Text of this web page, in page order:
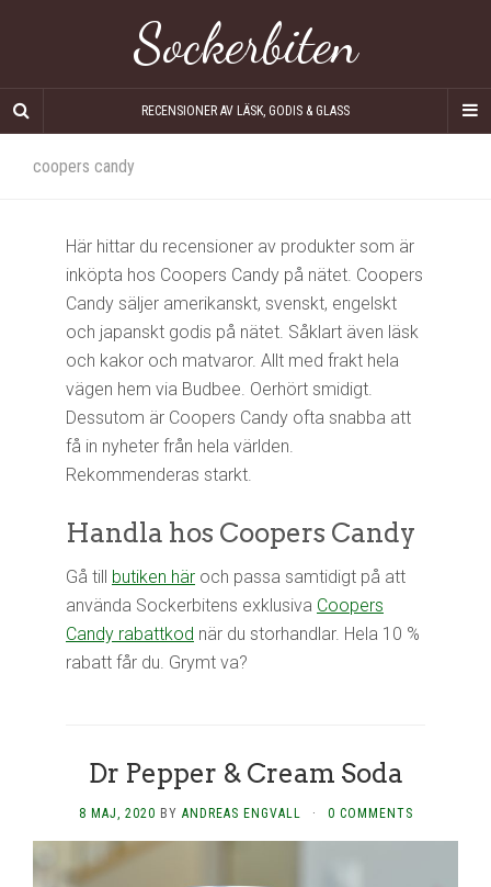
Sockerbiten
RECENSIONER AV LÄSK, GODIS & GLASS
coopers candy
Här hittar du recensioner av produkter som är
inköpta hos Coopers Candy på nätet. Coopers
Candy säljer amerikanskt, svenskt, engelskt
och japanskt godis på nätet. Såklart även läsk
och kakor och matvaror. Allt med frakt hela
vägen hem via Budbee. Oerhört smidigt.
Dessutom är Coopers Candy ofta snabba att
få in nyheter från hela världen.
Rekommenderas starkt.
Handla hos Coopers Candy
Gå till butiken här och passa samtidigt på att
använda Sockerbitens exklusiva Coopers
Candy rabattkod när du storhandlar. Hela 10 %
rabatt får du. Grymt va?
Dr Pepper & Cream Soda
8 MAJ, 2020 BY ANDREAS ENGVALL · 0 COMMENTS